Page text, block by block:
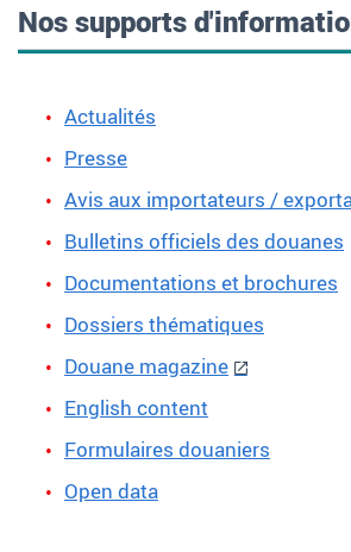
Nos supports
Actualités
Presse
Avis aux importateurs /
Bulletins officiels des douanes
Documentations et brochures
Dossiers thématiques
Douane magazine
English content
Formulaires douaniers
Open data